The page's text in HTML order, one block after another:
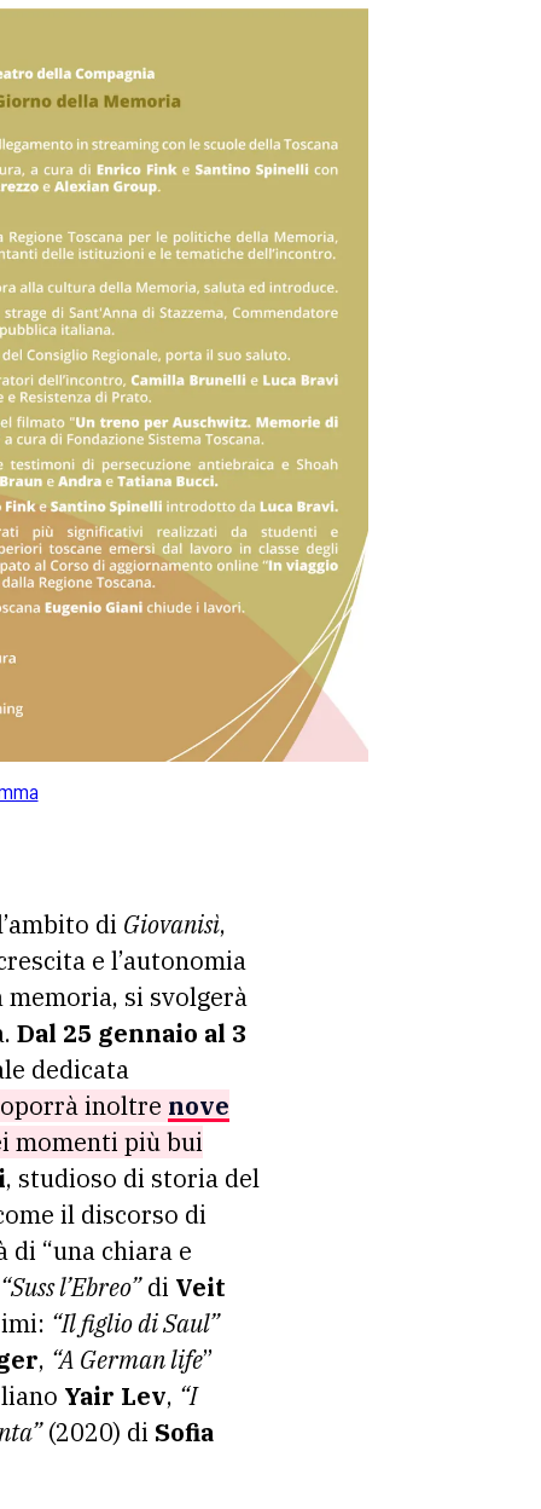
di Giovanisì,
e l’autonomia
memoria, si svolgerà
Dal 25 gennaio al 3
dedicata
inoltre nove
momenti più bui
, studioso di storia del
il discorso di
di “una chiara e
“Suss l’Ebreo”di Veit
“Il figlio di Saul”
, “A German life”
Yair Lev, “I
(2020) di Sofia